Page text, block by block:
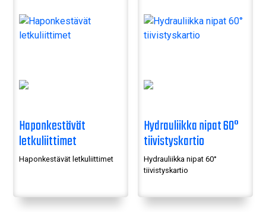
Haponkestävät
letkuliittimet
Haponkestävät letkuliittimet
Hydrauliikka nipat 60°
tiivistyskartio
Hydrauliikka nipat 60°
tiivistyskartio